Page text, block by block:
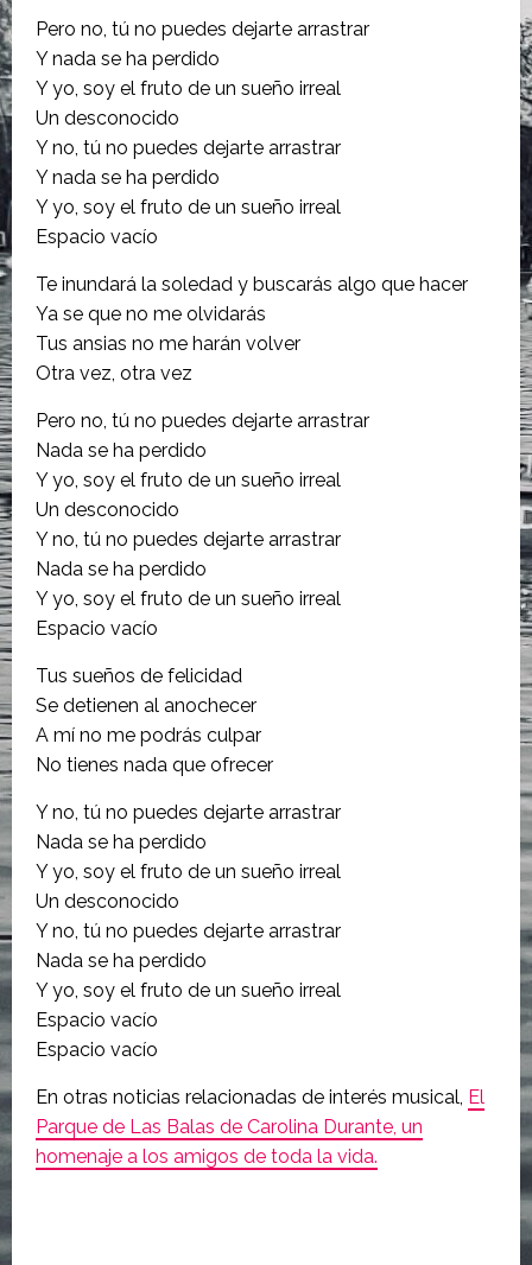
Pero no, tú no puedes dejarte arrastrar
Y nada se ha perdido
Y yo, soy el fruto de un sueño irreal
Un desconocido
Y no, tú no puedes dejarte arrastrar
Y nada se ha perdido
Y yo, soy el fruto de un sueño irreal
Espacio vacío
Te inundará la soledad y buscarás algo que hacer
Ya se que no me olvidarás
Tus ansias no me harán volver
Otra vez, otra vez
Pero no, tú no puedes dejarte arrastrar
Nada se ha perdido
Y yo, soy el fruto de un sueño irreal
Un desconocido
Y no, tú no puedes dejarte arrastrar
Nada se ha perdido
Y yo, soy el fruto de un sueño irreal
Espacio vacío
Tus sueños de felicidad
Se detienen al anochecer
A mí no me podrás culpar
No tienes nada que ofrecer
Y no, tú no puedes dejarte arrastrar
Nada se ha perdido
Y yo, soy el fruto de un sueño irreal
Un desconocido
Y no, tú no puedes dejarte arrastrar
Nada se ha perdido
Y yo, soy el fruto de un sueño irreal
Espacio vacío
Espacio vacío
En otras noticias relacionadas de interés musical, El
Parque de Las Balas de Carolina Durante, un
homenaje a los amigos de toda la vida.